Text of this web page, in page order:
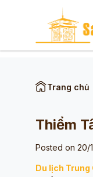
Trang chủ
Thiểm
Posted on 20/
Du lịch Trung